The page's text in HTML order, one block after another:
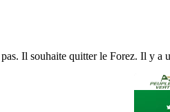
Il souhaite quitter le Forez. Il y a